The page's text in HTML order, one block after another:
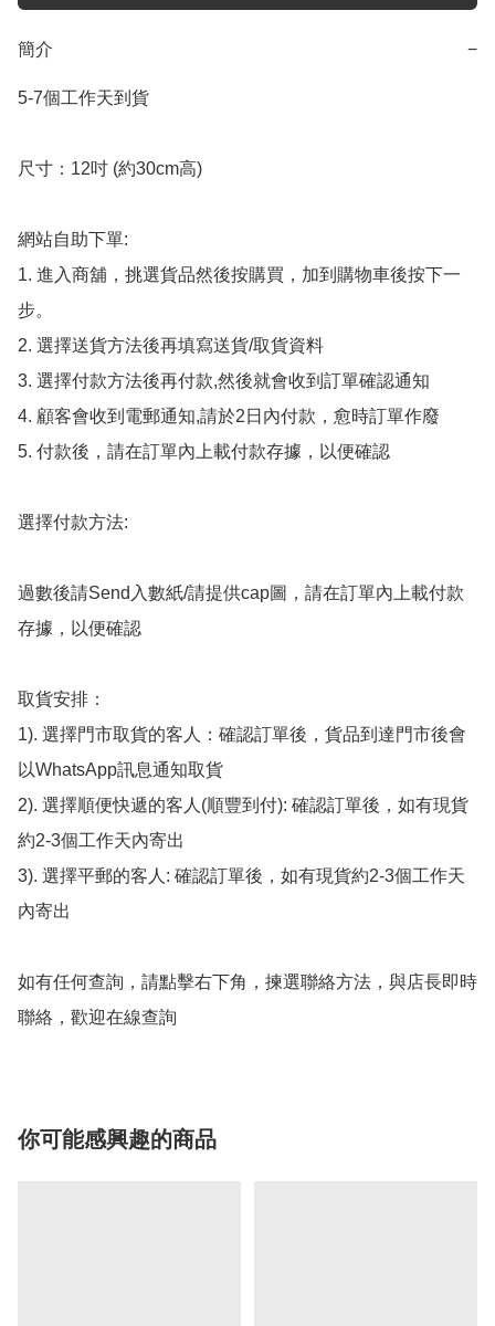
簡介 −
5-7個工作天到貨
尺寸：12吋 (約30cm高)
網站自助下單:
1. 進入商舖，挑選貨品然後按購買，加到購物車後按下一
步。
2. 選擇送貨方法後再填寫送貨/取貨資料
3. 選擇付款方法後再付款,然後就會收到訂單確認通知
4. 顧客會收到電郵通知,請於2日內付款，愈時訂單作廢
5. 付款後，請在訂單內上載付款存據，以便確認
選擇付款方法:
過數後請Send入數紙/請提供cap圖，請在訂單內上載付款
存據，以便確認
取貨安排：
1). 選擇門市取貨的客人：確認訂單後，貨品到達門市後會
以WhatsApp訊息通知取貨
2). 選擇順便快遞的客人(順豐到付): 確認訂單後，如有現貨
約2-3個工作天內寄出
3). 選擇平郵的客人: 確認訂單後，如有現貨約2-3個工作天
內寄出
如有任何查詢，請點擊右下角，揀選聯絡方法，與店長即時
聯絡，歡迎在線查詢
你可能感興趣的商品